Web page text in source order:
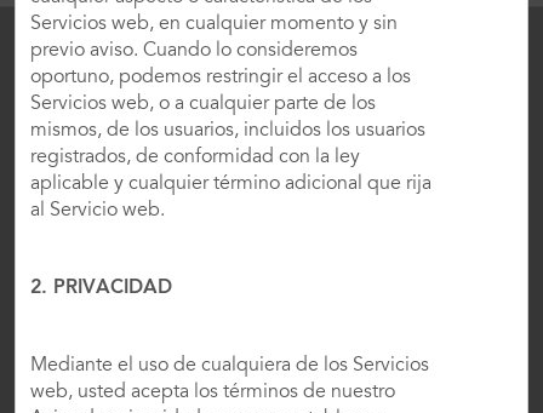
Servicios web, en cualquier momento y sin
previo aviso. Cuando lo consideremos
oportuno, podemos restringir el acceso a los
Servicios web, o a cualquier parte de los
mismos, de los usuarios, incluidos los usuarios
registrados, de conformidad con la ley
aplicable y cualquier término adicional que rija
al Servicio web.
2. PRIVACIDAD
Mediante el uso de cualquiera de los Servicios
web, usted acepta los términos de nuestro